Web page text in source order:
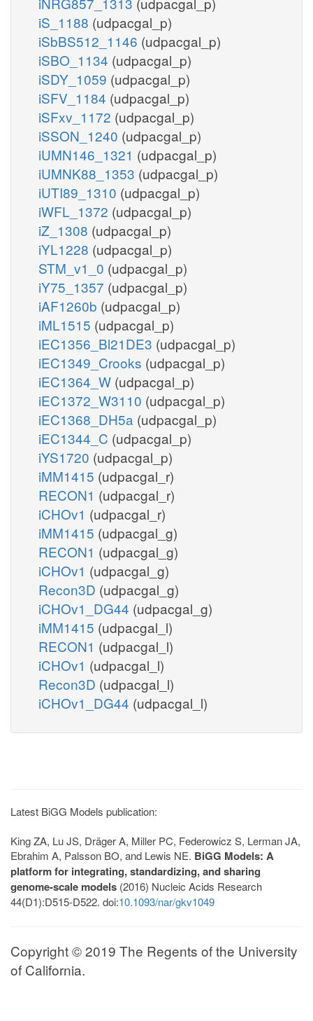
iS_1188 (udpacgal_p)
iSbBS512_1146 (udpacgal_p)
iSBO_1134 (udpacgal_p)
iSDY_1059 (udpacgal_p)
iSFV_1184 (udpacgal_p)
iSFxv_1172 (udpacgal_p)
iSSON_1240 (udpacgal_p)
iUMN146_1321 (udpacgal_p)
iUMNK88_1353 (udpacgal_p)
iUTI89_1310 (udpacgal_p)
iWFL_1372 (udpacgal_p)
iZ_1308 (udpacgal_p)
iYL1228 (udpacgal_p)
STM_v1_0 (udpacgal_p)
iY75_1357 (udpacgal_p)
iAF1260b (udpacgal_p)
iML1515 (udpacgal_p)
iEC1356_Bl21DE3 (udpacgal_p)
iEC1349_Crooks (udpacgal_p)
iEC1364_W (udpacgal_p)
iEC1372_W3110 (udpacgal_p)
iEC1368_DH5a (udpacgal_p)
iEC1344_C (udpacgal_p)
iYS1720 (udpacgal_p)
iMM1415 (udpacgal_r)
RECON1 (udpacgal_r)
iCHOv1 (udpacgal_r)
iMM1415 (udpacgal_g)
RECON1 (udpacgal_g)
iCHOv1 (udpacgal_g)
Recon3D (udpacgal_g)
iCHOv1_DG44 (udpacgal_g)
iMM1415 (udpacgal_l)
RECON1 (udpacgal_l)
iCHOv1 (udpacgal_l)
Recon3D (udpacgal_l)
iCHOv1_DG44 (udpacgal_l)
Latest BiGG Models publication:
King ZA, Lu JS, Dräger A, Miller PC, Federowicz S, Lerman JA,
Ebrahim A, Palsson BO, and Lewis NE. BiGG Models: A
platform for integrating, standardizing, and sharing
genome-scale models (2016) Nucleic Acids Research
44(D1):D515-D522. doi:10.1093/nar/gkv1049
Copyright © 2019 The Regents of the University
of California.